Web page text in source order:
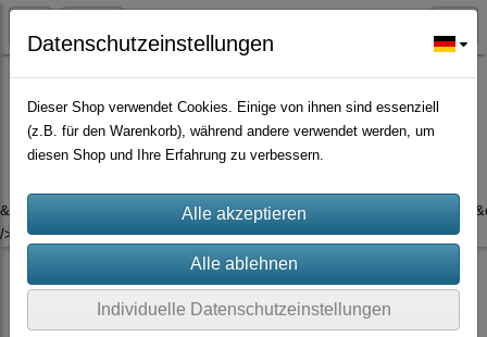
Es wurden leider keine Produkte gefunden.
/>
Datenschutzeinstellungen
Dieser Shop verwendet Cookies. Einige von ihnen sind essenziell
(z.B. für den Warenkorb), während andere verwendet werden, um
diesen Shop und Ihre Erfahrung zu verbessern.
Individuelle Datenschutzeinstellungen